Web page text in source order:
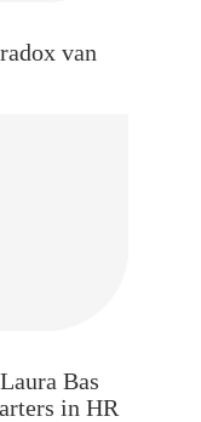
van
Bas
in HR